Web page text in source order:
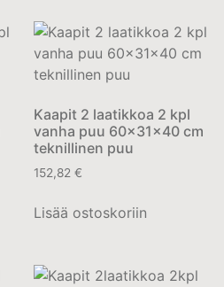
Kaapit 2 laatikkoa 2 kpl
vanha puu 60x31x40 cm
teknillinen puu
152,82 €
Lisää ostoskoriin